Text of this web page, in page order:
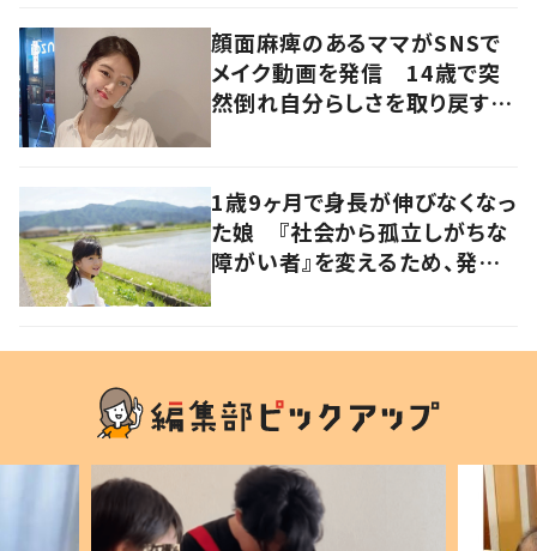
顔面麻痺のあるママがSNSで
メイク動画を発信 14歳で突
然倒れ自分らしさを取り戻すま
1歳9ヶ月で身長が伸びなくなっ
た娘 『社会から孤立しがちな
障がい者』を変えるため、発信